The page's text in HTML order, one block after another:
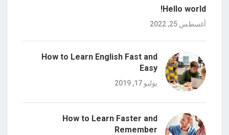
Hello world!
أغسطس 25, 2022
How to Learn English Fast and
Easy
يوليو 17, 2019
How to Learn Faster and
Remember